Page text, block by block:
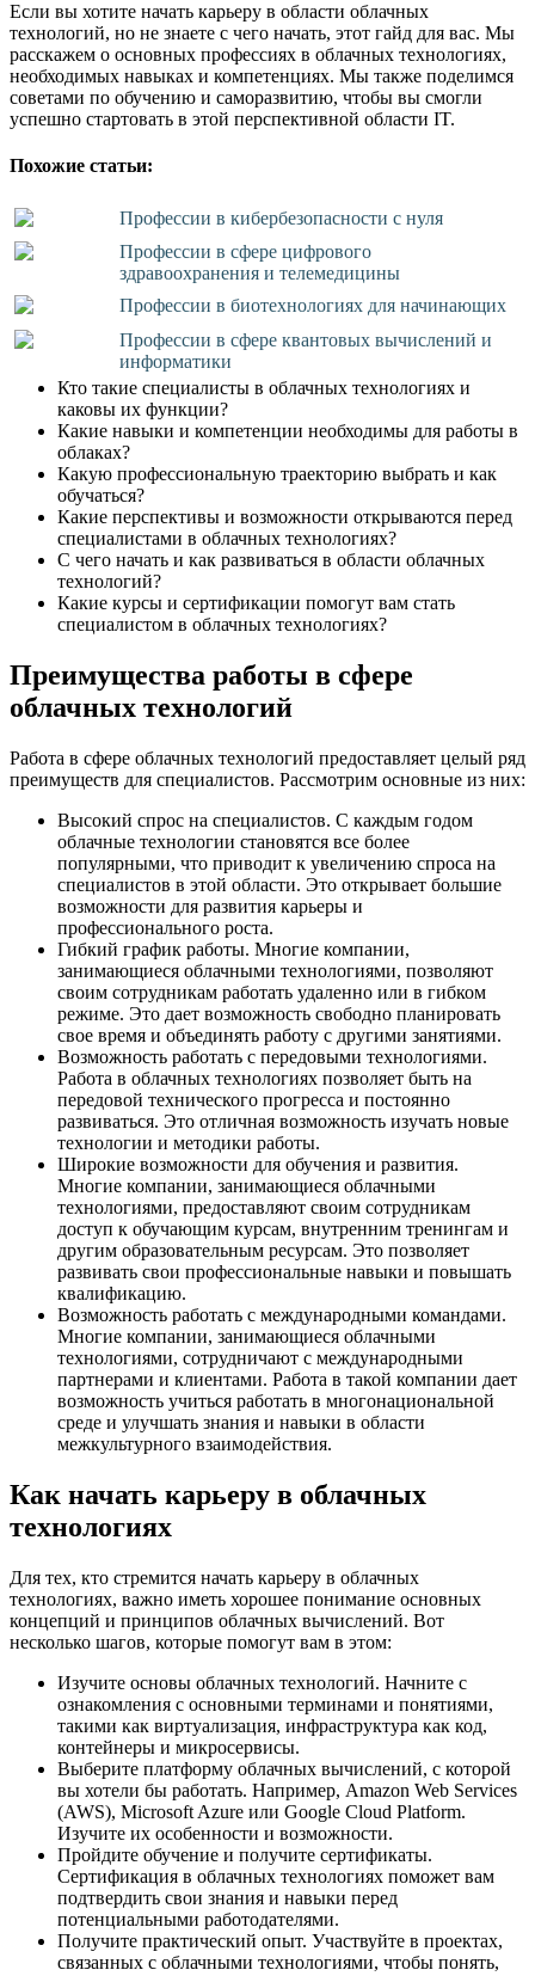
Если вы хотите начать карьеру в области облачных
технологий, но не знаете с чего начать, этот гайд для вас. Мы
расскажем о основных профессиях в облачных технологиях,
необходимых навыках и компетенциях. Мы также поделимся
советами по обучению и саморазвитию, чтобы вы смогли
успешно стартовать в этой перспективной области IT.
Похожие статьи:
Профессии в кибербезопасности с нуля
Профессии в сфере цифрового
здравоохранения и телемедицины
Профессии в биотехнологиях для начинающих
Профессии в сфере квантовых вычислений и
информатики
Кто такие специалисты в облачных технологиях и
каковы их функции?
Какие навыки и компетенции необходимы для работы в
облаках?
Какую профессиональную траекторию выбрать и как
обучаться?
Какие перспективы и возможности открываются перед
специалистами в облачных технологиях?
С чего начать и как развиваться в области облачных
технологий?
Какие курсы и сертификации помогут вам стать
специалистом в облачных технологиях?
Преимущества работы в сфере
облачных технологий
Работа в сфере облачных технологий предоставляет целый ряд
преимуществ для специалистов. Рассмотрим основные из них:
Высокий спрос на специалистов. С каждым годом
облачные технологии становятся все более
популярными, что приводит к увеличению спроса на
специалистов в этой области. Это открывает большие
возможности для развития карьеры и
профессионального роста.
Гибкий график работы. Многие компании,
занимающиеся облачными технологиями, позволяют
своим сотрудникам работать удаленно или в гибком
режиме. Это дает возможность свободно планировать
свое время и объединять работу с другими занятиями.
Возможность работать с передовыми технологиями.
Работа в облачных технологиях позволяет быть на
передовой технического прогресса и постоянно
развиваться. Это отличная возможность изучать новые
технологии и методики работы.
Широкие возможности для обучения и развития.
Многие компании, занимающиеся облачными
технологиями, предоставляют своим сотрудникам
доступ к обучающим курсам, внутренним тренингам и
другим образовательным ресурсам. Это позволяет
развивать свои профессиональные навыки и повышать
квалификацию.
Возможность работать с международными командами.
Многие компании, занимающиеся облачными
технологиями, сотрудничают с международными
партнерами и клиентами. Работа в такой компании дает
возможность учиться работать в многонациональной
среде и улучшать знания и навыки в области
межкультурного взаимодействия.
Как начать карьеру в облачных
технологиях
Для тех, кто стремится начать карьеру в облачных
технологиях, важно иметь хорошее понимание основных
концепций и принципов облачных вычислений. Вот
несколько шагов, которые помогут вам в этом:
Изучите основы облачных технологий. Начните с
ознакомления с основными терминами и понятиями,
такими как виртуализация, инфраструктура как код,
контейнеры и микросервисы.
Выберите платформу облачных вычислений, с которой
вы хотели бы работать. Например, Amazon Web Services
(AWS), Microsoft Azure или Google Cloud Platform.
Изучите их особенности и возможности.
Пройдите обучение и получите сертификаты.
Сертификация в облачных технологиях поможет вам
подтвердить свои знания и навыки перед
потенциальными работодателями.
Получите практический опыт. Участвуйте в проектах,
связанных с облачными технологиями, чтобы понять,